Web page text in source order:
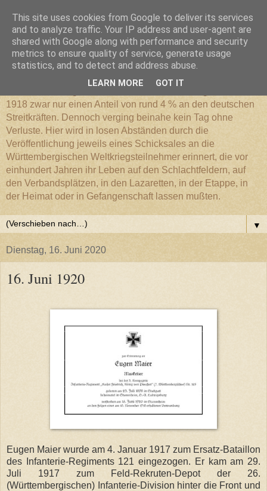
Württembergischer
Weltkriegs-Blog
1918 zwar nur einen Anteil von rund 4 % an den deutschen
Streitkräften. Dennoch verging beinahe kein Tag ohne
Verluste. Hier wird in losen Abständen durch die
Veröffentlichung jeweils eines Schicksales an die
Württembergischen Weltkriegsteilnehmer erinnert, die vor
einhundert Jahren ihr Leben auf den Schlachtfeldern, auf
den Verbandsplätzen, in den Lazaretten, in der Etappe, in
der Heimat oder in Gefangenschaft lassen mußten.
▼
Dienstag, 16. Juni 2020
16. Juni 1920
Eugen Maier wurde am 4. Januar 1917 zum Ersatz-Bataillon
des Infanterie-Regiments 121 eingezogen. Er kam am 29.
Juli 1917 zum Feld-Rekruten-Depot der 26.
(Württembergischen) Infanterie-Division hinter die Front und
This site uses cookies from Google to deliver its services
and to analyze traffic. Your IP address and user-agent are
shared with Google along with performance and security
metrics to ensure quality of service, generate usage
statistics, and to detect and address abuse.
LEARN MORE GOT IT